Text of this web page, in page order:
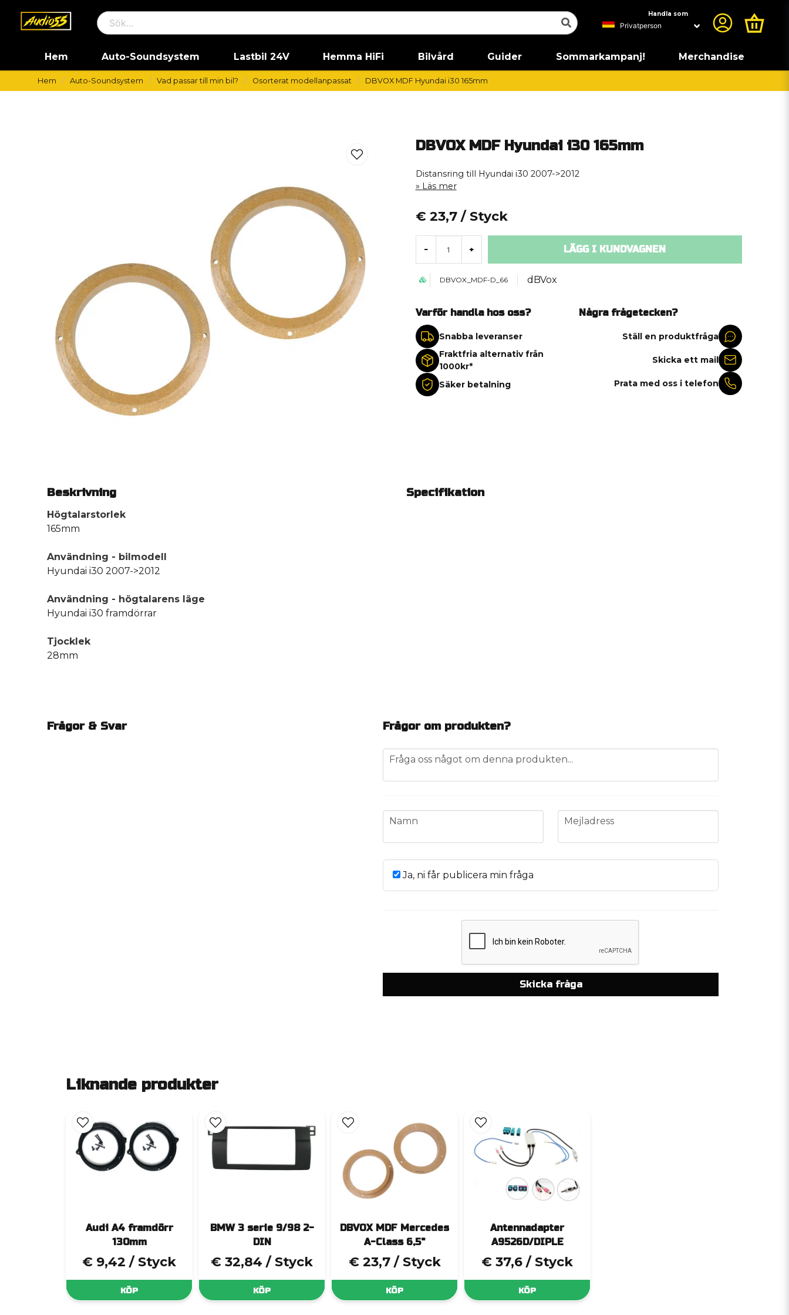
Handla som
Hem Auto-Soundsystem Lastbil 24V Hemma HiFi Bilvård Guider Sommarkampanj! Merchandise
Hem Auto-Soundsystem Vad passar till min bil? Osorterat modellanpassat DBVOX MDF Hyundai i30 165mm
DBVOX MDF Hyundai i30 165mm
Distansring till Hyundai i30 2007->2012
Läs mer
€ 23,7 / Styck
- + LÄGG I KUNDVAGNEN
DBVOX_MDF-D_66 dBVox
Varför handla hos oss?
Snabba leveranser
Fraktfria alternativ från
1000kr*
Säker betalning
Några frågetecken?
Ställ en produktfråga
Skicka ett mail
Prata med oss i telefon
Beskrivning
Högtalarstorlek
165mm
Användning - bilmodell
Hyundai i30 2007->2012
Användning - högtalarens läge
Hyundai i30 framdörrar
Tjocklek
28mm
Specifikation
Frågor & Svar Frågor om produkten?
question
Fråga oss något om denna produkten...
name
Namn email
Mejladress
Ja, ni får publicera min fråga
Skicka fråga
Liknande produkter
Audi A4 framdörr
130mm
€ 9,42 / Styck
KÖP
BMW 3 serie 9/98 2-
DIN
€ 32,84 / Styck
KÖP
DBVOX MDF Mercedes
A-Class 6,5"
€ 23,7 / Styck
KÖP
Antennadapter
A9526D/DIPLE
€ 37,6 / Styck
KÖP